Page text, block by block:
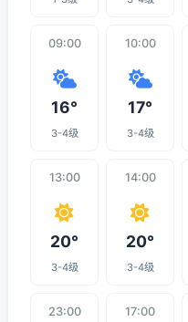
09:00
16°
3-4级
10:00
17°
3-4级
13:00
20°
3-4级
14:00
20°
3-4级
23:00 17:00